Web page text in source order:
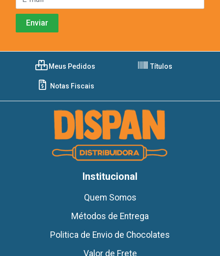
Meus Pedidos Títulos
Notas Fiscais
Institucional
Quem Somos
Métodos de Entrega
Politica de Envio de Chocolates
Valor de Frete